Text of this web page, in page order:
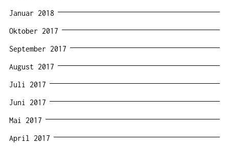
Januar 2018
Oktober 2017
September 2017
August 2017
Juli 2017
Juni 2017
Mai 2017
April 2017